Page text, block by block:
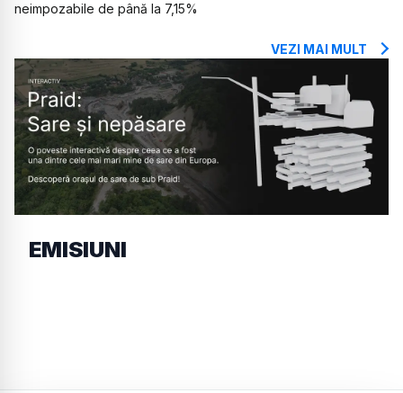
neimpozabile de până la 7,15%
VEZI MAI MULT
EMISIUNI